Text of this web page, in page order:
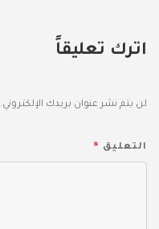
اترك تعليقاً
لن يتم نشر عنوان بريدك الإلكتروني.
التعليق *